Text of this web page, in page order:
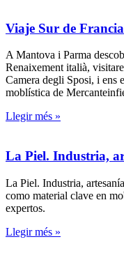
Viaje Sur de Francia
A Mantova i Parma
Renaixement italià,
Camera degli Sposi, i ens
moblística de
Llegir més »
La Piel. Industria,
La Piel. Industria,
como material clave en
expertos.
Llegir més »